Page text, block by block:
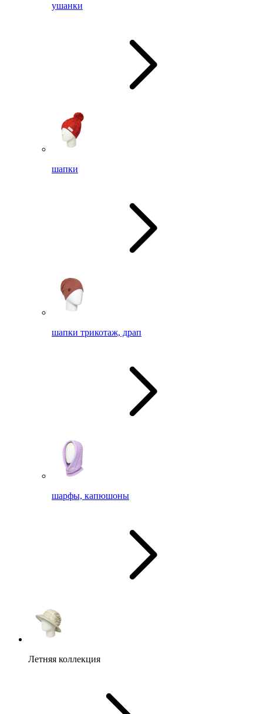
ушанки
шапки
шапки трикотаж, драп
шарфы, капюшоны
Летняя коллекция